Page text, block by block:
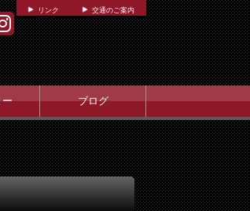
リンク 交通のご案内
ー ブログ